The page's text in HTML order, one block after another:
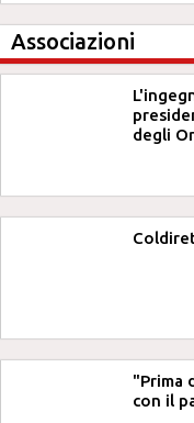
Associazioni
degli
"Prima
con il